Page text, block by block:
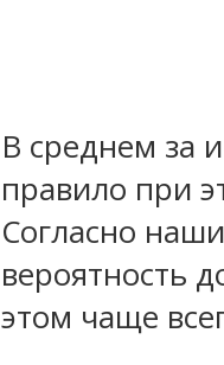
В среднем за
правило при
Согласно
вероятность
этом чаще